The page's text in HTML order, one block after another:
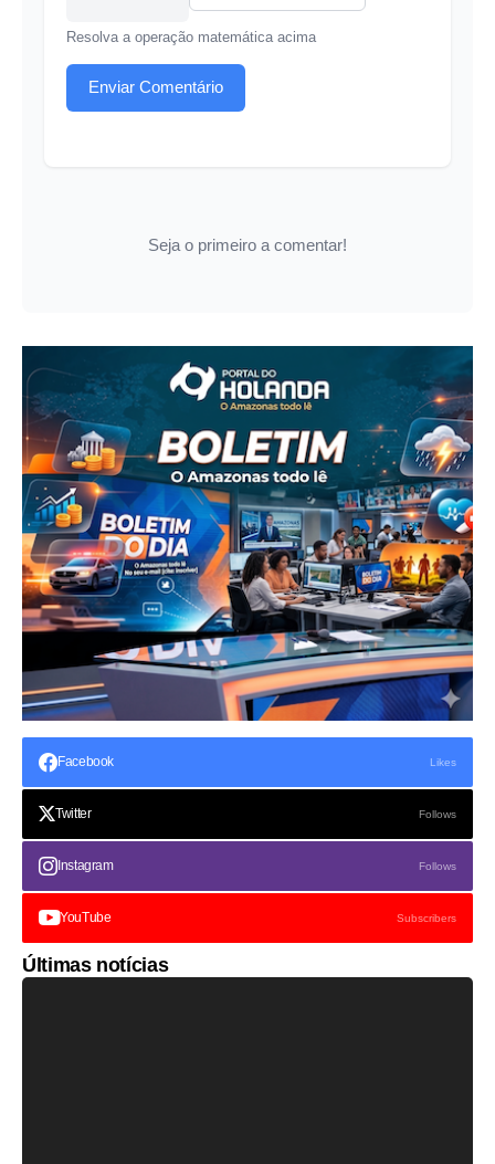
Resolva a operação matemática acima
Enviar Comentário
Seja o primeiro a comentar!
Facebook Likes
Twitter Follows
Instagram Follows
YouTube Subscribers
Últimas notícias